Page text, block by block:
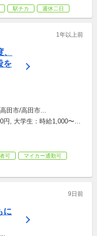
駅チカ 週休二日
1年以上前
を
田市/高田市...
円, 大学生：時給1,000〜
月給180,000〜300,000円,
可
マイカー通勤可
9日前
に